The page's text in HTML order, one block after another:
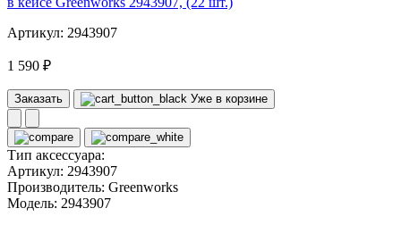
Артикул: 2943907
1 590 ₽
Заказать Уже в корзине
Тип аксессуара:
Артикул: 2943907
Производитель: Greenworks
Модель: 2943907